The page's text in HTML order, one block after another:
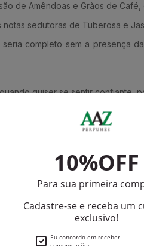
de Amêndoas e Grãos de
sedutoras de Tuberosa e
completo sem a presença
quiser se sentir confiante,
ou uma festa noturna,
fragrância que possui uma
um perfume, é uma
de notas florais, orientais e
de ser uma Naughty Girl que